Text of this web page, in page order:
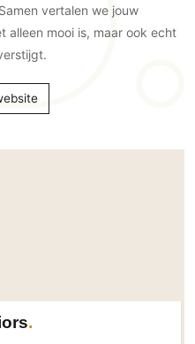
vertalen we jouw
alleen mooi is, maar ook echt